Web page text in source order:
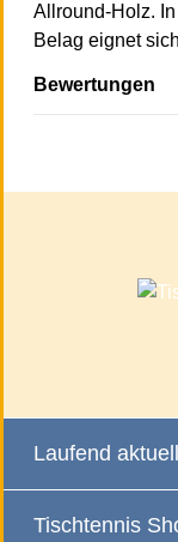
Allround-Holz.
Belag eignet
Bewertungen
Laufend
Tischtennis